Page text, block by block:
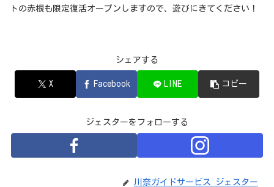
トの赤根も限定復活オープンしますので、遊びにきてください！
シェアする
X Facebook LINE コピー
ジェスターをフォローする
川奈ガイドサービス ジェスター